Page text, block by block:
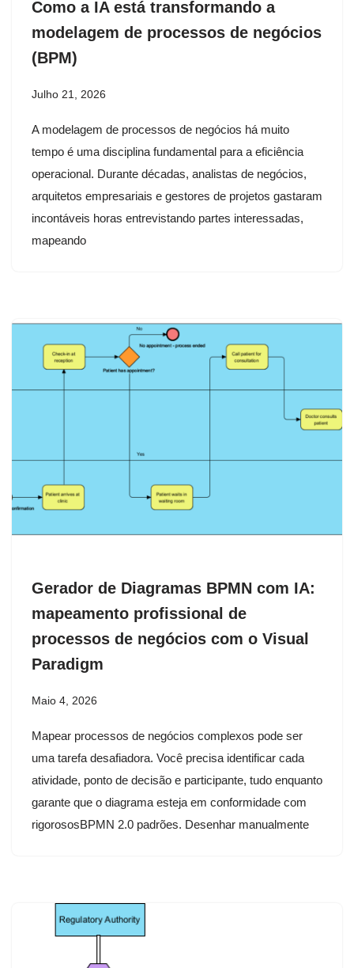
Como a IA está transformando a
modelagem de processos de negócios
(BPM)
Julho 21, 2026
A modelagem de processos de negócios há muito
tempo é uma disciplina fundamental para a eficiência
operacional. Durante décadas, analistas de negócios,
arquitetos empresariais e gestores de projetos gastaram
incontáveis horas entrevistando partes interessadas,
mapeando
Gerador de Diagramas BPMN com IA:
mapeamento profissional de
processos de negócios com o Visual
Paradigm
Maio 4, 2026
Mapear processos de negócios complexos pode ser
uma tarefa desafiadora. Você precisa identificar cada
atividade, ponto de decisão e participante, tudo enquanto
garante que o diagrama esteja em conformidade com
rigorososBPMN 2.0 padrões. Desenhar manualmente